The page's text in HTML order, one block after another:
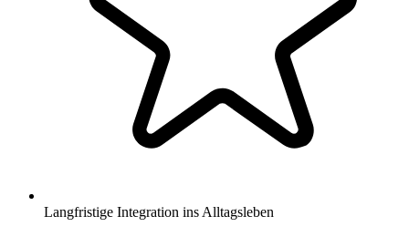
Langfristige Integration ins Alltagsleben